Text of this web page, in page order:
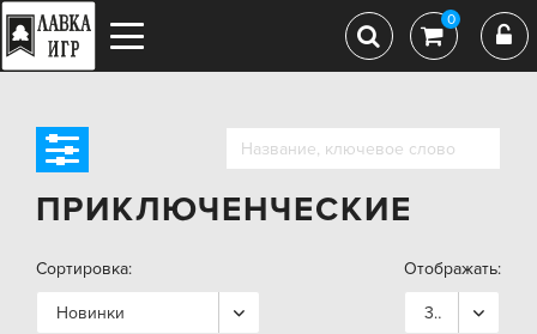
0
ПРИКЛЮЧЕНЧЕСКИЕ
Сортировка:
Новинки
Отображать:
36